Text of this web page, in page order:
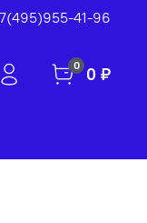
41-96
0 0 ₽